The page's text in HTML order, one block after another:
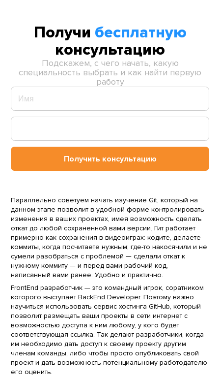
Получи бесплатную
консультацию
Подскажем, с чего начать, какую
специальность выбрать и как найти первую
работу
Получить консультацию
Параллельно советуем начать изучение Git, который на
данном этапе позволит в удобной форме контролировать
изменения в ваших проектах, имея возможность сделать
откат до любой сохраненной вами версии. Гит работает
примерно как сохранения в видеоиграх: кодите, делаете
коммиты, когда посчитаете нужным; где-то накосячили и не
сумели разобраться с проблемой — сделали откат к
нужному коммиту — и перед вами рабочий код,
написанный вами ранее. Удобно и практично.
FrontEnd разработчик — это командный игрок, соратником
которого выступает BackEnd Developer. Поэтому важно
научиться использовать сервис хостинга GitHub, который
позволит размещать ваши проекты в сети интернет с
возможностью доступа к ним любому, у кого будет
соответствующая ссылка. Так делают разработчики, когда
им необходимо дать доступ к своему проекту другим
членам команды, либо чтобы просто опубликовать свой
проект и дать возможность потенциальному работодателю
его оценить.